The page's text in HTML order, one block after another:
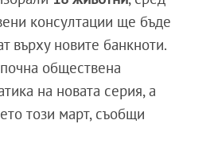
консултации ще бъде
върху новите банкноти.
обществена
на новата серия, а
този март, съобщи